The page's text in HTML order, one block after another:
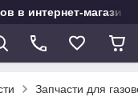
в интернет-магазине
Запчасти для